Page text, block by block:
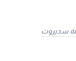
سديروت